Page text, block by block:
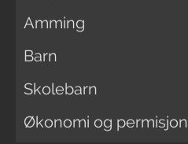
Amming
Barn
Skolebarn
Økonomi og permisjon